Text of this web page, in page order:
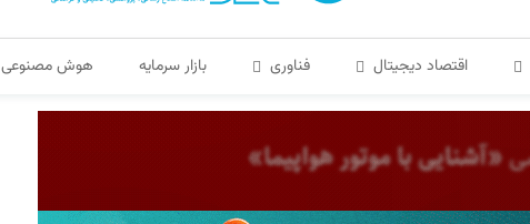
اقتصاد دیجیتال فناوری بازار سرمایه هوش مصنوعی